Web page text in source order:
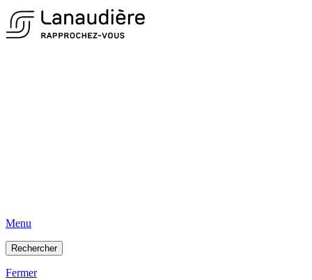
Menu
Rechercher
Fermer